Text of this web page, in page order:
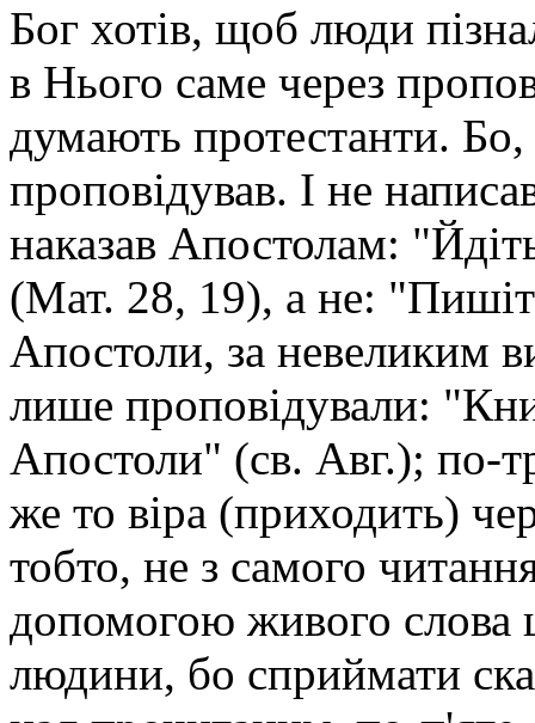
Бог хотів, щоб люди
в Нього саме через
думають протестанти.
проповідував. І не
наказав Апостолам:
(Мат. 28, 19), а не:
Апостоли, за невеликим
лише проповідували:
Апостоли" (св. Авг.); по-
же то віра (приходить)
тобто, не з самого
допомогою живого слова
людини, бо сприймати